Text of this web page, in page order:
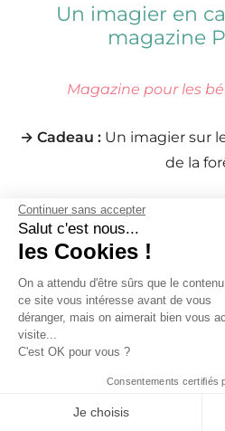
Continuer sans accepter
Salut c'est nous...
les Cookies !
On a attendu d'être sûrs que le
ce site vous intéresse avant de vous
déranger, mais on aimerait bien vous
visite...
C'est OK pour vous ?
Consentements certifiés
Je choisis
Un imagier en
magazine
Magazine pour les
→ Cadeau : Un imagier sur
de la
→ Magazine :Papoum – À
Un rouge à lèvres